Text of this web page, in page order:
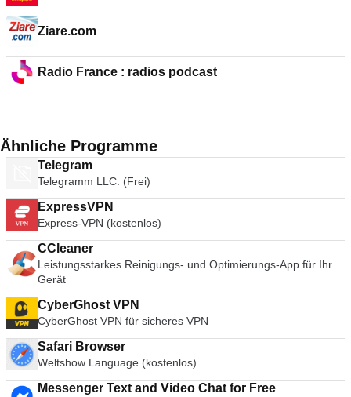
Ziare.com
Radio France : radios podcast
Ähnliche Programme
Telegram
Telegramm LLC. (Frei)
ExpressVPN
Express-VPN (kostenlos)
CCleaner
Leistungsstarkes Reinigungs- und Optimierungs-App für Ihr
Gerät
CyberGhost VPN
CyberGhost VPN für sicheres VPN
Safari Browser
Weltshow Language (kostenlos)
Messenger Text and Video Chat for Free